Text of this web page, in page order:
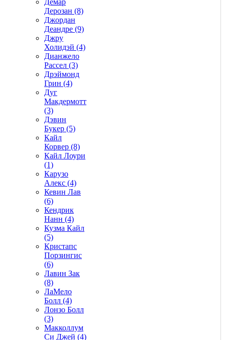
Дерозан (8)
Джордан
Деандре (9)
Джру
Холидэй (4)
Дианжело
Рассел (3)
Дрэймонд
Грин (4)
Дуг
Макдермотт
(3)
Дэвин
Букер (5)
Кайл
Корвер (8)
Кайл Лоури
(1)
Карузо
Алекс (4)
Кевин Лав
(6)
Кендрик
Нанн (4)
Кузма Кайл
(5)
Кристапс
Порзингис
(6)
Лавин Зак
(8)
ЛаМело
Болл (4)
Лонзо Болл
(3)
Макколлум
Си Джей (4)